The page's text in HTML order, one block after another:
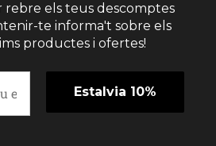
els teus descomptes
te informa't sobre els
productes i ofertes!